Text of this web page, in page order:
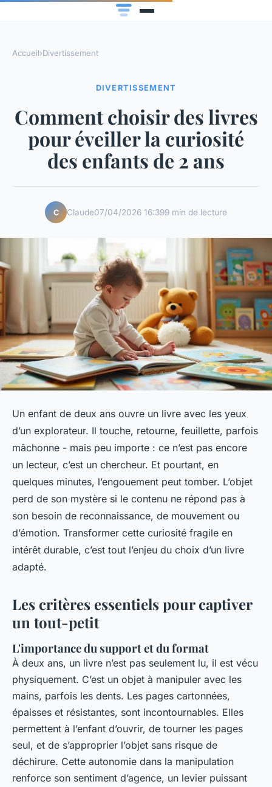
Accueil›Divertissement
DIVERTISSEMENT
Comment choisir des livres
pour éveiller la curiosité
des enfants de 2 ans
C Claude07/04/2026 16:399 min de lecture
Un enfant de deux ans ouvre un livre avec les yeux
d’un explorateur. Il touche, retourne, feuillette, parfois
mâchonne - mais peu importe : ce n’est pas encore
un lecteur, c’est un chercheur. Et pourtant, en
quelques minutes, l’engouement peut tomber. L’objet
perd de son mystère si le contenu ne répond pas à
son besoin de reconnaissance, de mouvement ou
d’émotion. Transformer cette curiosité fragile en
intérêt durable, c’est tout l’enjeu du choix d’un livre
adapté.
Les critères essentiels pour captiver
un tout-petit
L'importance du support et du format
À deux ans, un livre n’est pas seulement lu, il est vécu
physiquement. C’est un objet à manipuler avec les
mains, parfois les dents. Les pages cartonnées,
épaisses et résistantes, sont incontournables. Elles
permettent à l’enfant d’ouvrir, de tourner les pages
seul, et de s’approprier l’objet sans risque de
déchirure. Cette autonomie dans la manipulation
renforce son sentiment d’agence, un levier puissant